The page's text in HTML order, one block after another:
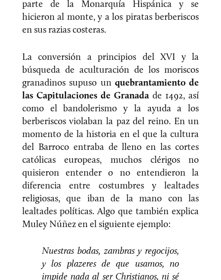
parte de la Monarquía Hispánica y se
hicieron al monte, y a los piratas berberiscos
en sus razias costeras.
La conversión a principios del XVI y la
búsqueda de aculturación de los moriscos
granadinos supuso un quebrantamiento de
las Capitulaciones de Granada de 1492, así
como el bandolerismo y la ayuda a los
berberiscos violaban la paz del reino. En un
momento de la historia en el que la cultura
del Barroco entraba de lleno en las cortes
católicas europeas, muchos clérigos no
quisieron entender o no entendieron la
diferencia entre costumbres y lealtades
religiosas, que iban de la mano con las
lealtades políticas. Algo que también explica
Muley Núñez en el siguiente ejemplo:
Nuestras bodas, zambras y regocijos,
y los plazeres de que usamos, no
impide nada al ser Christianos, ni sé